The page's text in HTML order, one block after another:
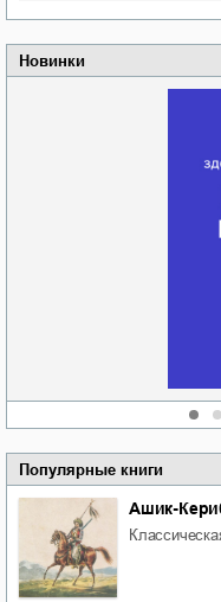
Новинки
Популярные книги
Ашик-